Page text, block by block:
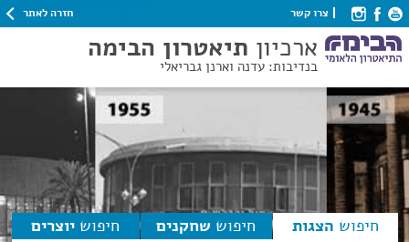
צרו קשר חזרה לאתר
ארכיון תיאטרון הבימה
בנדיבות: עדנה וארנן גבריאלי
חיפוש הצגות חיפוש שחקנים חיפוש יוצרים